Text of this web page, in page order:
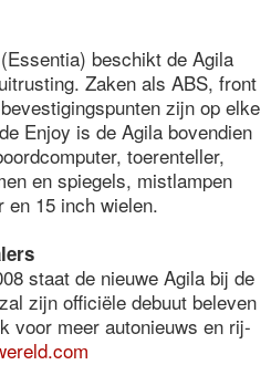
beschikt de Agila
Zaken als ABS, front
zijn op elke
Enjoy is de Agila bovendien
toerenteller,
en spiegels, mistlampen
en 15 inch wielen.
staat de nieuwe Agila bij de
zijn officiële debuut beleven
voor meer autonieuws en rij-